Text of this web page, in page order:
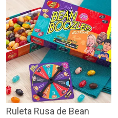
Ruleta Rusa de Bean